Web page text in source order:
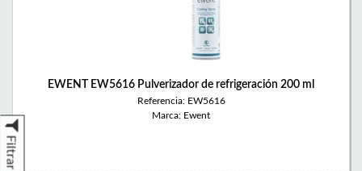
Filtrar
EWENT EW5616 Pulverizador de refrigeración 200 ml
Referencia: EW5616
Marca: Ewent